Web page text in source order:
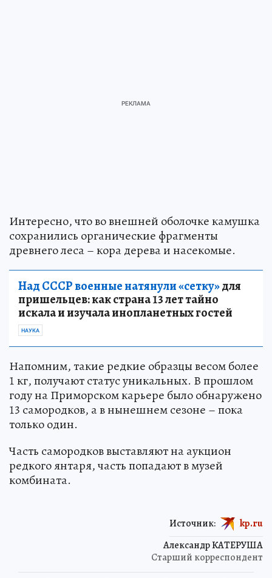
Интересно, что во внешней оболочке камушка
сохранились органические фрагменты
древнего леса – кора дерева и насекомые.
Над СССР военные натянули «сетку»для
пришельцев: как страна 13 лет тайно
искала и изучала инопланетных гостей
НАУКА
Напомним, такие редкие образцы весом более
1 кг, получают статус уникальных. В прошлом
году на Приморском карьере было обнаружено
13 самородков, а в нынешнем сезоне – пока
только один.
Часть самородков выставляют на аукцион
редкого янтаря, часть попадают в музей
комбината.
Александр КАТЕРУША
Старший корреспондент
Источник: kp.ru